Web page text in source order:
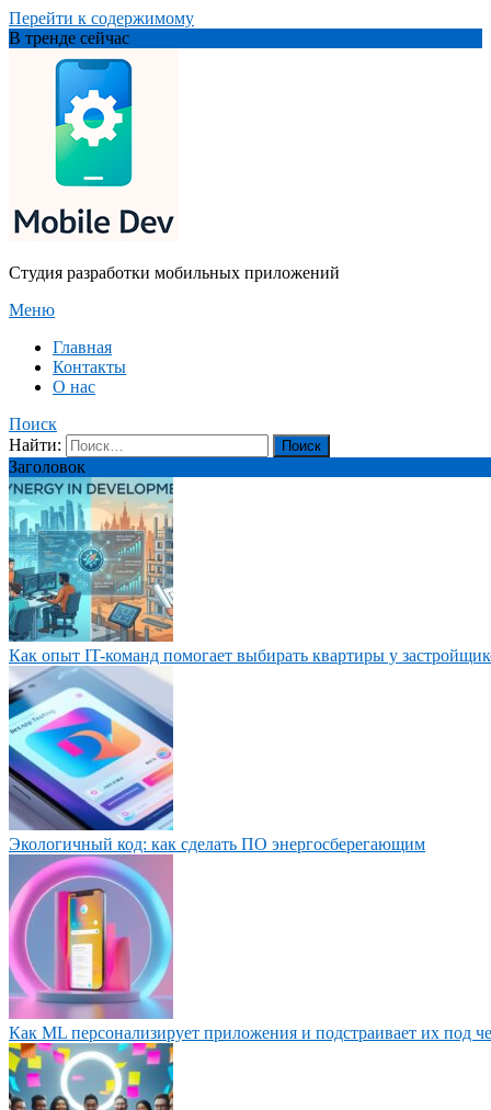
Перейти к содержимому
В тренде сейчас
Студия разработки мобильных приложений
Меню
Главная
Контакты
О нас
Поиск
Найти:
Заголовок
Как опыт IT-команд помогает выбирать квартиры у
Экологичный код: как сделать ПО энергосберегающим
Как ML персонализирует приложения и подстраивает их под